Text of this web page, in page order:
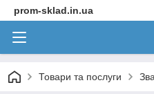
prom-sklad.in.ua
Товари та послуги